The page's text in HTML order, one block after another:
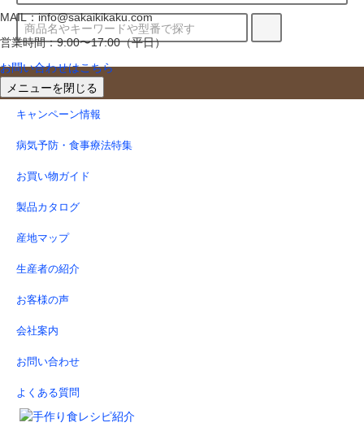
MAIL：info@sakaikikaku.com
営業時間：9:00〜17:00（平日）
お問い合わせはこちら
メニューを閉じる
お役立ち情報
キャンペーン情報
病気予防・食事療法特集
お買い物ガイド
製品カタログ
産地マップ
生産者の紹介
お客様の声
会社案内
お問い合わせ
よくある質問